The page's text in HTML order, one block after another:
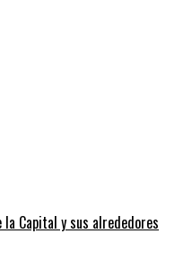
la Capital y sus alrededores